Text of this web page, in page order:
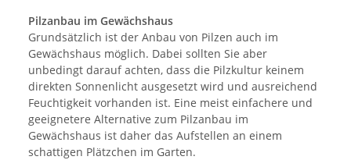
Pilzanbau im Gewächshaus
Grundsätzlich ist der Anbau von Pilzen auch im
Gewächshaus möglich. Dabei sollten Sie aber
unbedingt darauf achten, dass die Pilzkultur keinem
direkten Sonnenlicht ausgesetzt wird und ausreichend
Feuchtigkeit vorhanden ist. Eine meist einfachere und
geeignetere Alternative zum Pilzanbau im
Gewächshaus ist daher das Aufstellen an einem
schattigen Plätzchen im Garten.